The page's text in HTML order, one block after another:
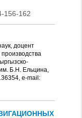
156-162
доцент
им. Б.Н. Ельцина,
e-mail: